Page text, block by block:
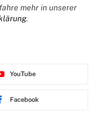
mehr in unserer
.
YouTube
Facebook